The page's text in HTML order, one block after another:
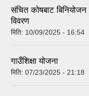
संचित कोषबाट
विवरण
मिति: 10/09/2025 - 16:54
गाउँशिक्षा योजना
मिति: 07/23/2025 - 21:18